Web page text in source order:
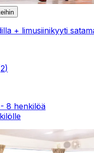
+ limusiinikyyti
2)
- 8 henkilöä